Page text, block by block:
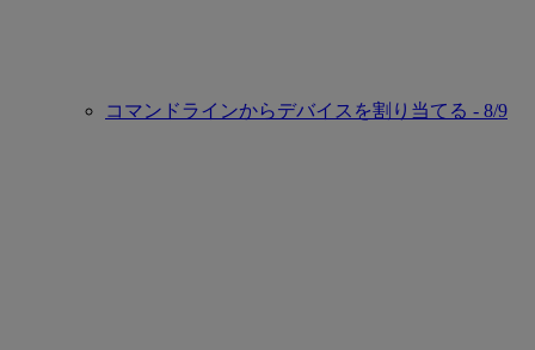
コマンドラインからデバイスを割り当てる - 8/9